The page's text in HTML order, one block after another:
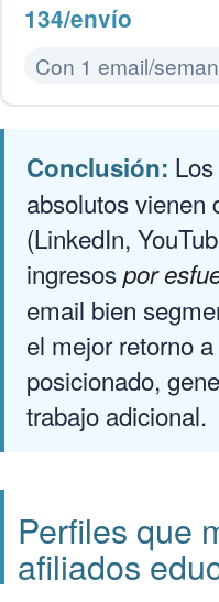
134/envío
Con 1 email/
Conclusión:
absolutos vienen
(LinkedIn,
ingresospor
email bien
el mejor retorno
posicionado,
trabajo adicional.
Perfiles que
afiliados